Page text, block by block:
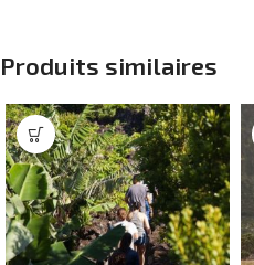
Produits similaires